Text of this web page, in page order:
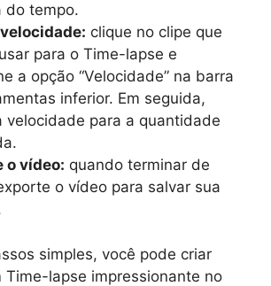
do tempo.
clique no clipe que
para o Time-lapse e
a opção “Velocidade” na barra
inferior. Em seguida,
velocidade para a quantidade
o vídeo: quando terminar de
o vídeo para salvar sua
simples, você pode criar
Time-lapse impressionante no